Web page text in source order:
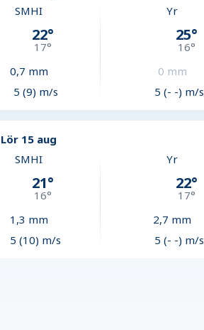
SMHI
22°
17°
0,7 mm
5 (9) m/s
Yr
25°
16°
0 mm
5 (- -) m/s
Lör 15 aug
SMHI
21°
16°
1,3 mm
5 (10) m/s
Yr
22°
17°
2,7 mm
5 (- -) m/s